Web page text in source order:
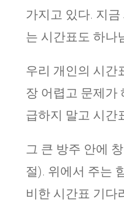
가지고 있다. 지
는 시간표도 하나
우리 개인의 시간
장 어렵고 문제가
급하지 말고 시간
그 큰 방주 안에
절). 위에서 주는
비한 시간표 기다